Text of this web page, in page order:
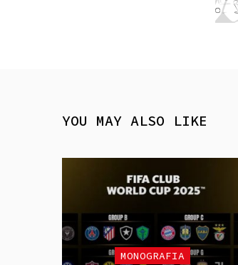
YOU MAY ALSO LIKE
MONOGRAFIA